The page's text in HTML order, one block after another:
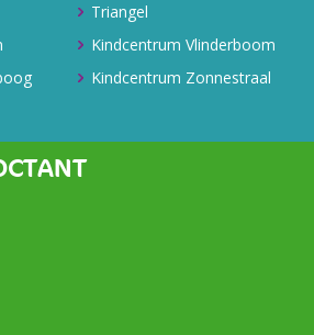
Triangel
Kindcentrum Vlinderboom
Kindcentrum Zonnestraal